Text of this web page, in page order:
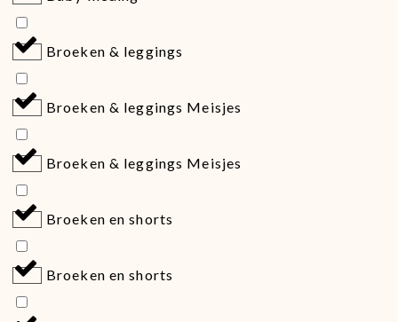
Broeken & leggings
Broeken & leggings Meisjes
Broeken & leggings Meisjes
Broeken en shorts
Broeken en shorts